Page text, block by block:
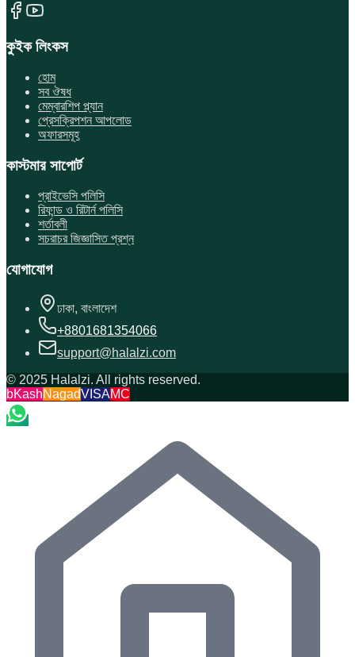
কুইক লিংকস
হোম
সব ঔষধ
মেম্বারশিপ প্ল্যান
প্রেসক্রিপশন আপলোড
অফারসমূহ
কাস্টমার সাপোর্ট
প্রাইভেসি পলিসি
রিফান্ড ও রিটার্ন পলিসি
শর্তাবলী
সচরাচর জিজ্ঞাসিত প্রশ্ন
যোগাযোগ
ঢাকা, বাংলাদেশ
+8801681354066
support@halalzi.com
© 2025 Halalzi. All rights reserved.
bKashNagadVISAMC